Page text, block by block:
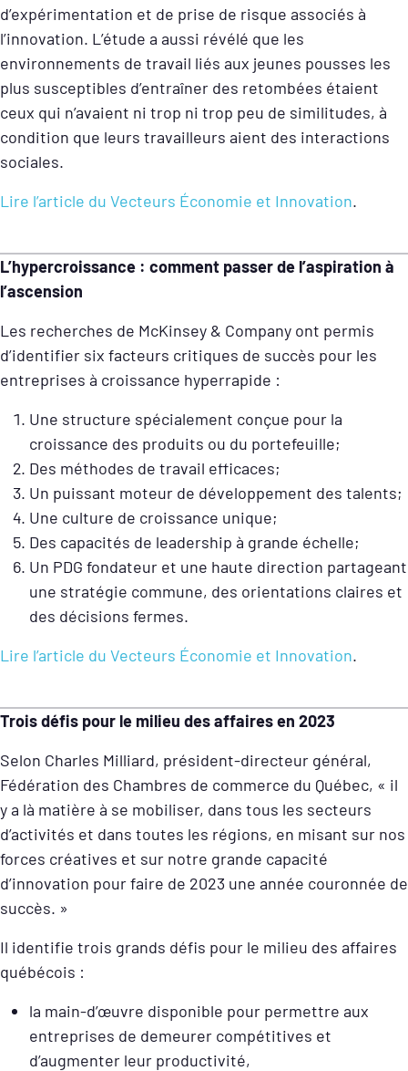
d’expérimentation et de prise de risque associés à
l’innovation. L’étude a aussi révélé que les
environnements de travail liés aux jeunes pousses les
plus susceptibles d’entraîner des retombées étaient
ceux qui n’avaient ni trop ni trop peu de similitudes, à
condition que leurs travailleurs aient des interactions
sociales.
Lire l’article du Vecteurs Économie et Innovation.
L’hypercroissance : comment passer de l’aspiration à
l’ascension
Les recherches de McKinsey & Company ont permis
d’identifier six facteurs critiques de succès pour les
entreprises à croissance hyperrapide :
Une structure spécialement conçue pour la
croissance des produits ou du portefeuille;
Des méthodes de travail efficaces;
Un puissant moteur de développement des talents;
Une culture de croissance unique;
Des capacités de leadership à grande échelle;
Un PDG fondateur et une haute direction partageant
une stratégie commune, des orientations claires et
des décisions fermes.
Lire l’article du Vecteurs Économie et Innovation.
Trois défis pour le milieu des affaires en 2023
Selon Charles Milliard, président-directeur général,
Fédération des Chambres de commerce du Québec, « il
y a là matière à se mobiliser, dans tous les secteurs
d’activités et dans toutes les régions, en misant sur nos
forces créatives et sur notre grande capacité
d’innovation pour faire de 2023 une année couronnée de
succès. »
Il identifie trois grands défis pour le milieu des affaires
québécois :
la main-d’œuvre disponible pour permettre aux
entreprises de demeurer compétitives et
d’augmenter leur productivité,